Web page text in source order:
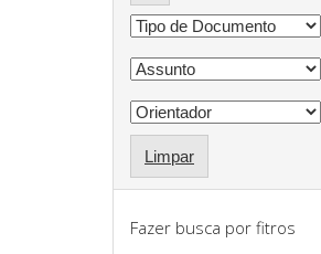
Limpar
Fazer busca por fitros